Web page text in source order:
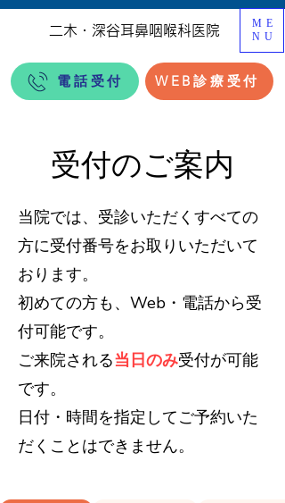
ME
NU
二木・深谷耳鼻咽喉科医院
WEB診療受付
電話受付
受付のご案内
当院では、受診いただくすべての
方に受付番号をお取りいただいて
おります。
初めての方も、Web・電話から受
付可能です。
ご来院される当日のみ受付が可能
です。
​日付・時間を指定してご予約いた
だくことはできません。